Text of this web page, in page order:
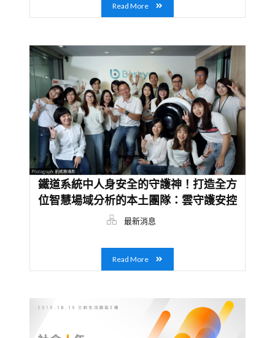
Read More
鐵道系統中人身安全的守護神！打造全方
位智慧場域分析的本土團隊：雲守護安控
最新消息
Read More